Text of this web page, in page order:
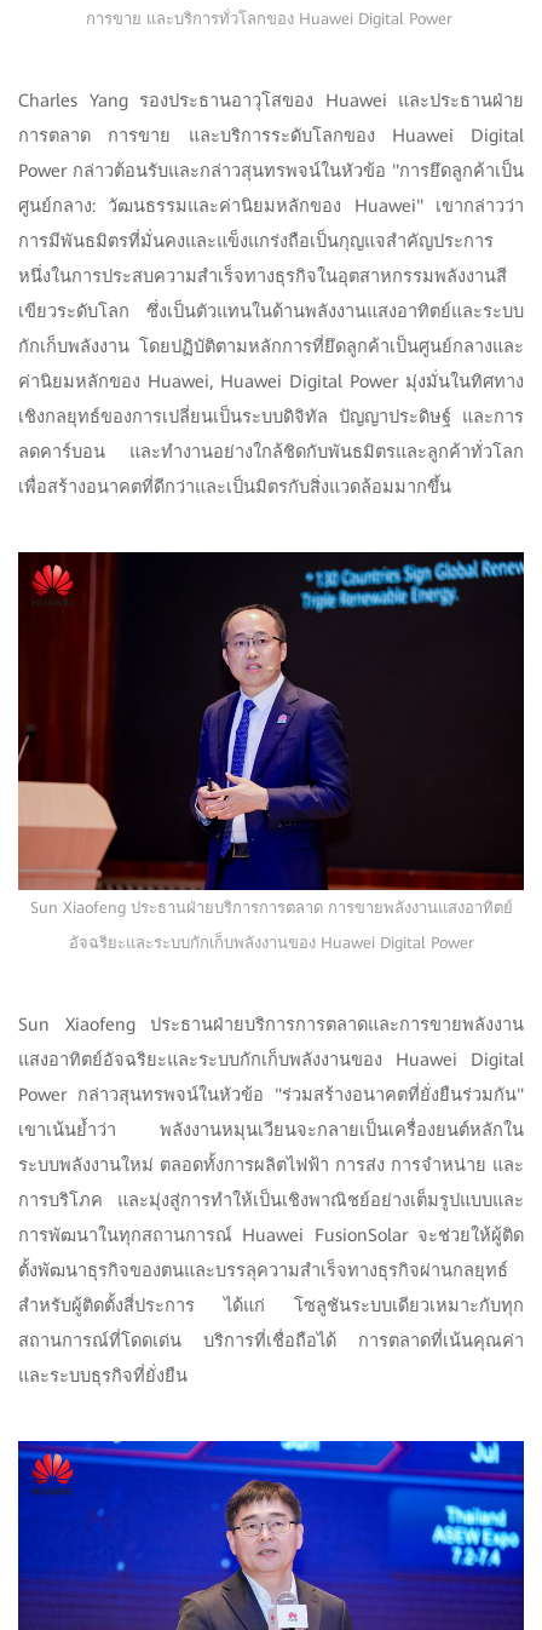
การขาย และบริการทั่วโลกของ Huawei Digital Power
Charles Yang รองประธานอาวุโสของ Huawei และประธานฝ่าย
การตลาด การขาย และบริการระดับโลกของ Huawei Digital
Power กล่าวต้อนรับและกล่าวสุนทรพจน์ในหัวข้อ "การยึดลูกค้าเป็น
ศูนย์กลาง: วัฒนธรรมและค่านิยมหลักของ Huawei" เขากล่าวว่า
การมีพันธมิตรที่มั่นคงและแข็งแกร่งถือเป็นกุญแจสำคัญประการ
หนึ่งในการประสบความสำเร็จทางธุรกิจในอุตสาหกรรมพลังงานสี
เขียวระดับโลก ซึ่งเป็นตัวแทนในด้านพลังงานแสงอาทิตย์และระบบ
กักเก็บพลังงาน โดยปฏิบัติตามหลักการที่ยึดลูกค้าเป็นศูนย์กลางและ
ค่านิยมหลักของ Huawei, Huawei Digital Power มุ่งมั่นในทิศทาง
เชิงกลยุทธ์ของการเปลี่ยนเป็นระบบดิจิทัล ปัญญาประดิษฐ์ และการ
ลดคาร์บอน และทำงานอย่างใกล้ชิดกับพันธมิตรและลูกค้าทั่วโลก
เพื่อสร้างอนาคตที่ดีกว่าและเป็นมิตรกับสิ่งแวดล้อมมากขึ้น
Sun Xiaofeng ประธานฝ่ายบริการการตลาด การขายพลังงานแสงอาทิตย์
อัจฉริยะและระบบกักเก็บพลังงานของ Huawei Digital Power
Sun Xiaofeng ประธานฝ่ายบริการการตลาดและการขายพลังงาน
แสงอาทิตย์อัจฉริยะและระบบกักเก็บพลังงานของ Huawei Digital
Power กล่าวสุนทรพจน์ในหัวข้อ "ร่วมสร้างอนาคตที่ยั่งยืนร่วมกัน"
เขาเน้นย้ำว่า พลังงานหมุนเวียนจะกลายเป็นเครื่องยนต์หลักใน
ระบบพลังงานใหม่ ตลอดทั้งการผลิตไฟฟ้า การส่ง การจำหน่าย และ
การบริโภค และมุ่งสู่การทำให้เป็นเชิงพาณิชย์อย่างเต็มรูปแบบและ
การพัฒนาในทุกสถานการณ์ Huawei FusionSolar จะช่วยให้ผู้ติด
ตั้งพัฒนาธุรกิจของตนและบรรลุความสำเร็จทางธุรกิจผ่านกลยุทธ์
สำหรับผู้ติดตั้งสี่ประการ ได้แก่ โซลูชันระบบเดียวเหมาะกับทุก
สถานการณ์ที่โดดเด่น บริการที่เชื่อถือได้ การตลาดที่เน้นคุณค่า
และระบบธุรกิจที่ยั่งยืน